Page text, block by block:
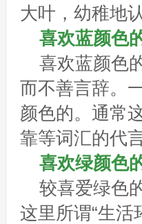
大叶，幼稚地
喜欢蓝颜色
喜欢蓝颜色
而不善言辞。
颜色的。通常
靠等词汇的代
喜欢绿颜色
较喜爱绿色
这里所谓“生